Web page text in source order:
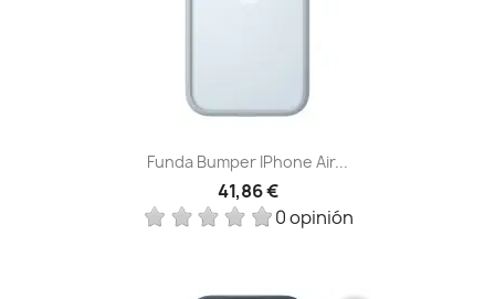
Funda Bumper IPhone Air...
41,86 €
0 opinión